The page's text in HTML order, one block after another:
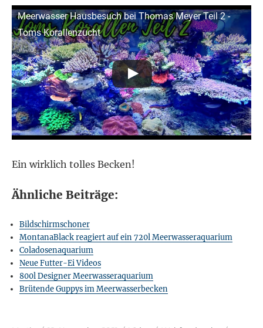
Meerwasser Hausbesuch bei Thomas Meyer Teil 2 -
Toms Korallenzucht
Ein wirklich tolles Becken!
Ähnliche Beiträge:
Bildschirmschoner
MontanaBlack reagiert auf ein 720l Meerwasseraquarium
Coladosenaquarium
Neue Futter-Ei Videos
800l Designer Meerwasseraquarium
Brütende Guppys im Meerwasserbecken